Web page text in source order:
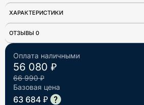
Оплата наличными
56 080 ₽
66 990 ₽
Базовая цена
63 684 ₽
ХАРАКТЕРИСТИКИ
ОТЗЫВЫ 0